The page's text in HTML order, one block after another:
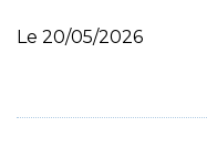
Le 20/05/2026